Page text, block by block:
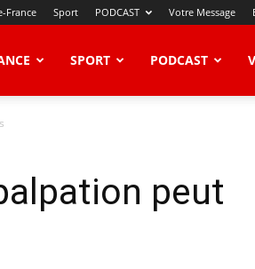
France Sport PODCAST Votre Message
SPORT PODCAST
peut